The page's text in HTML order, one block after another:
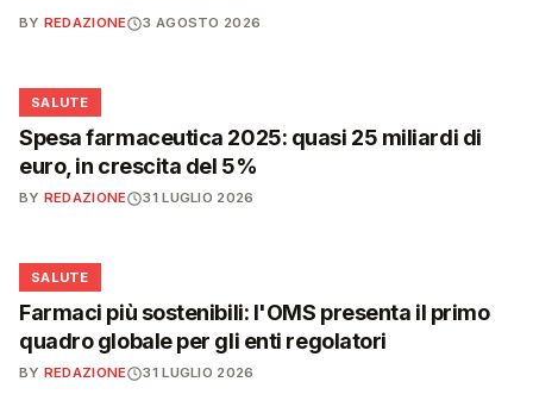
BY REDAZIONE 3 AGOSTO 2026
❤️
SALUTE
Spesa farmaceutica 2025: quasi 25 miliardi di
euro, in crescita del 5%
BY REDAZIONE 31 LUGLIO 2026
❤️
SALUTE
Farmaci più sostenibili: l'OMS presenta il primo
quadro globale per gli enti regolatori
BY REDAZIONE 31 LUGLIO 2026